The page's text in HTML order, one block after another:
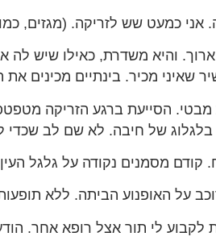
אני כמעט שש לזריקה. (מגזים,
והיא משדרת, כאילו שיש לה
שאיני מכיר. בינתיים מכינים
מבטי. הסייעת ברגע הזריקה
בלגלוג של חיבה. לא שם לב
מסמנים נקודה על גלגל
על האופנוע הביתה. ללא
לקבוע לי תור אצל רופא אחר.